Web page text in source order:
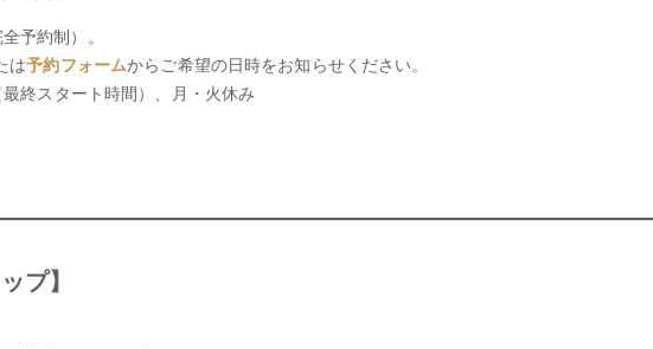
予約制）。
は予約フォームからご希望の日時をお知らせください。
終スタート時間）、月・火休み
プ】